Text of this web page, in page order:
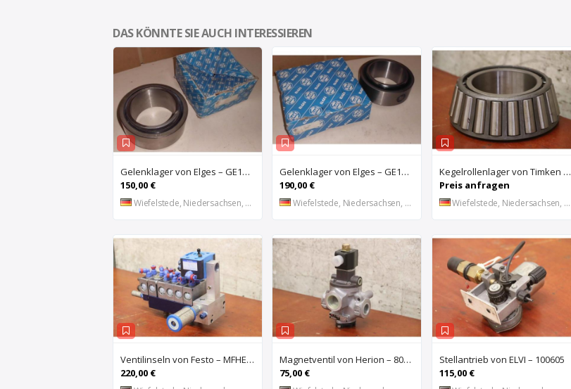
DAS KÖNNTE SIE AUCH INTERESSIEREN
Gelenklager von Elges – GE120UK-2RS
150,00 €
Wiefelstede, Niedersachsen, DE
Gelenklager von Elges – GE140UK-2RS
190,00 €
Wiefelstede, Niedersachsen, DE
Kegelrollenlager von Timken – HH421246 C
Preis anfragen
Wiefelstede, Niedersachsen, DE
Ventilinseln von Festo – MFHE-3-1/4 MFH-5-1/4
220,00 €
Magnetventil von Herion – 8026673
75,00 €
Stellantrieb von ELVI – 100605
115,00 €